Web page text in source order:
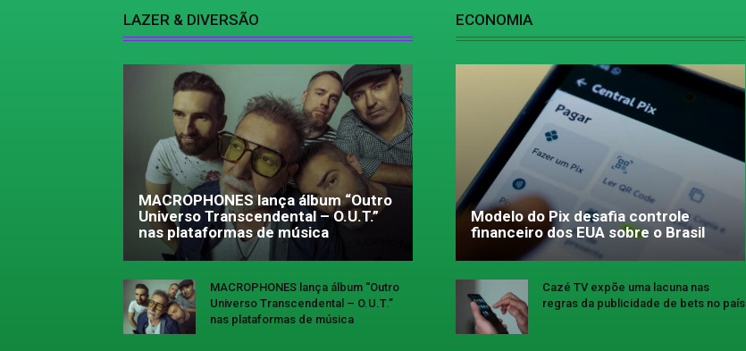
LAZER & DIVERSÃO
MACROPHONES lança álbum “Outro
Universo Transcendental – O.U.T.”
nas plataformas de música
MACROPHONES lança álbum “Outro
Universo Transcendental – O.U.T.”
nas plataformas de música
ECONOMIA
Modelo do Pix desafia controle
financeiro dos EUA sobre o Brasil
Cazé TV expõe uma lacuna nas
regras da publicidade de bets no país